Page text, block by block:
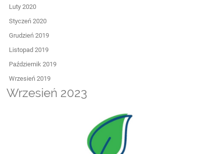
Luty 2020
Styczeń 2020
Grudzień 2019
Listopad 2019
Październik 2019
Wrzesień 2019
Wrzesień 2023